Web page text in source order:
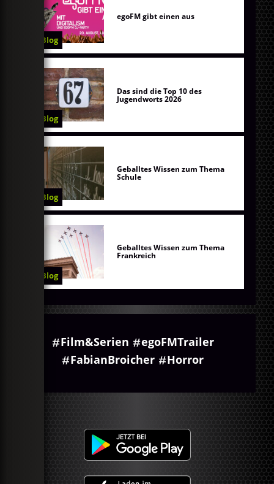
Blog
egoFM gibt einen aus
Blog
Das sind die Top 10 des
Jugendworts 2026
Blog
Geballtes Wissen zum Thema
Schule
Blog
Geballtes Wissen zum Thema
Frankreich
Film&Serien
egoFMTrailer
FabianBroicher
Horror